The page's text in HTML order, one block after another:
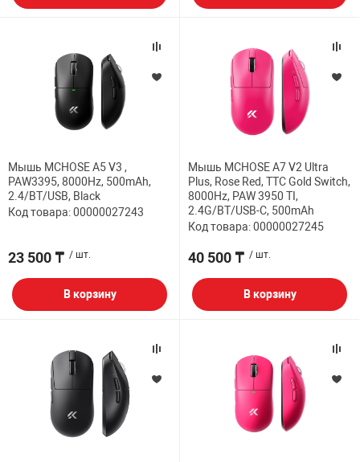
Мышь MCHOSE A5 V3 ,
PAW3395, 8000Hz, 500mAh,
2.4/BT/USB, Black
Код товара: 00000027243
23 500 ₸ / шт.
В корзину
Мышь MCHOSE A7 V2 Ultra
Plus, Rose Red, TTC Gold Switch,
8000Hz, PAW 3950 TI,
2.4G/BT/USB-C, 500mAh
Код товара: 00000027245
40 500 ₸ / шт.
В корзину